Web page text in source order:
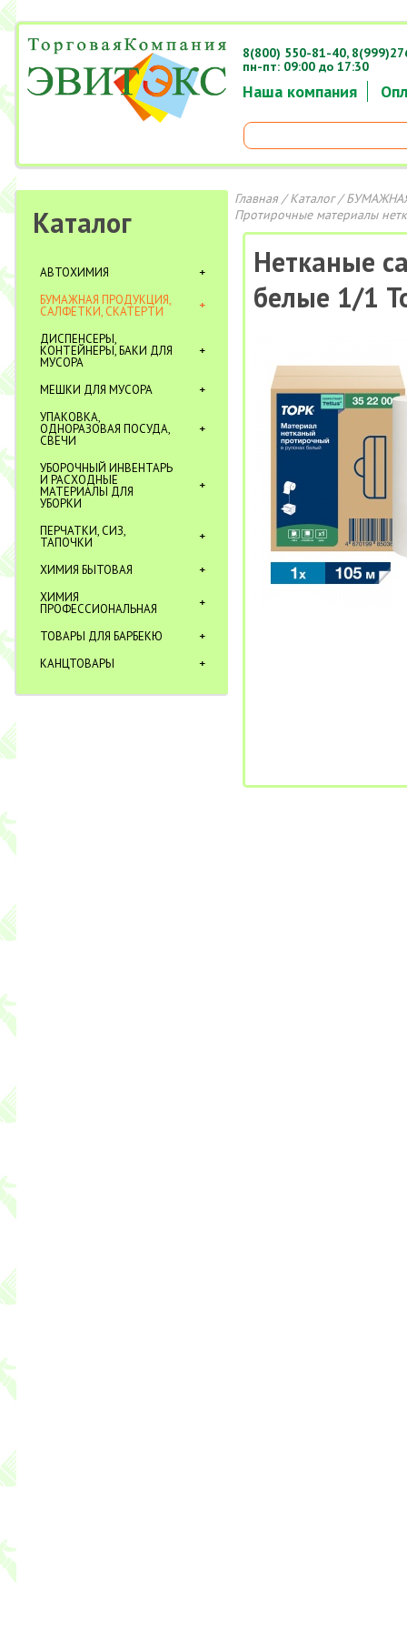
Наша компания
8(800) 550-81-40,
пн-пт: 09:00 до 17:30
Каталог
АВТОХИМИЯ
БУМАЖНАЯ ПРОДУКЦИЯ,
САЛФЕТКИ, СКАТЕРТИ
ДИСПЕНСЕРЫ,
КОНТЕЙНЕРЫ, БАКИ ДЛЯ
МУСОРА
МЕШКИ ДЛЯ МУСОРА
УПАКОВКА,
ОДНОРАЗОВАЯ ПОСУДА,
СВЕЧИ
УБОРОЧНЫЙ ИНВЕНТАРЬ
И РАСХОДНЫЕ
МАТЕРИАЛЫ ДЛЯ
УБОРКИ
ПЕРЧАТКИ, СИЗ,
ТАПОЧКИ
ХИМИЯ БЫТОВАЯ
ХИМИЯ
ПРОФЕССИОНАЛЬНАЯ
ТОВАРЫ ДЛЯ БАРБЕКЮ
КАНЦТОВАРЫ
Главная/Каталог/
Протирочные материалы
Нетканые
белые 1/1